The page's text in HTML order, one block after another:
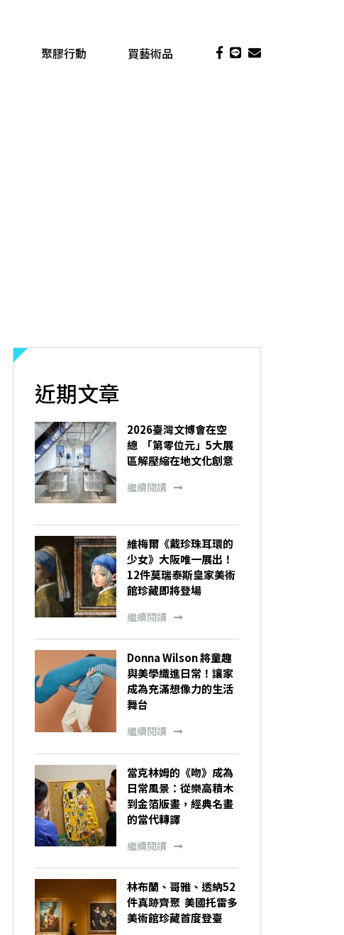
聚膠行動 買藝術品
近期文章
2026臺灣文博會在空
總 「第零位元」5大展
區解壓縮在地文化創意
繼續閱讀
維梅爾《戴珍珠耳環的
少女》大阪唯一展出！
12件莫瑞泰斯皇家美術
館珍藏即將登場
繼續閱讀
Donna Wilson 將童趣
與美學織進日常！讓家
成為充滿想像力的生活
舞台
繼續閱讀
當克林姆的《吻》成為
日常風景：從樂高積木
到金箔版畫，經典名畫
的當代轉譯
繼續閱讀
林布蘭、哥雅、透納52
件真跡齊聚 美國托雷多
美術館珍藏首度登臺